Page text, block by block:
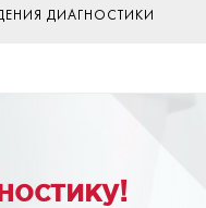
ДИАГНОСТИКИ